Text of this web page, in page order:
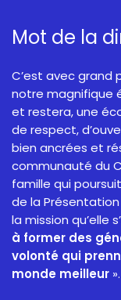
Mot de la
C’est avec grand
notre magnifique
et restera, une
de respect,
bien ancrées et
communauté du
famille qui
de la
la mission qu’elle
à former des
volonté qui
monde meilleur ».